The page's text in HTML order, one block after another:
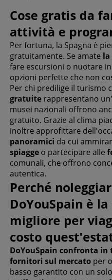
Cose gratis da
attività e
Per fortuna, la Spagna è
gratuitamente. Se amate
fare escursioni o nuotare
opzioni perfette che non
Per chi predilige il turismo
gratuite rappresentano
musei nazionali offrono
gratuito. Grazie al clima
inoltre approfittare
panoramici da cui
spiagge o partecipare alle
comunali, che offrono
autentica.
Perché
DoYouSpain è
migliore per
costo
DoYouSpain confronta in
fornitori sul mercato per
basso garantito con un